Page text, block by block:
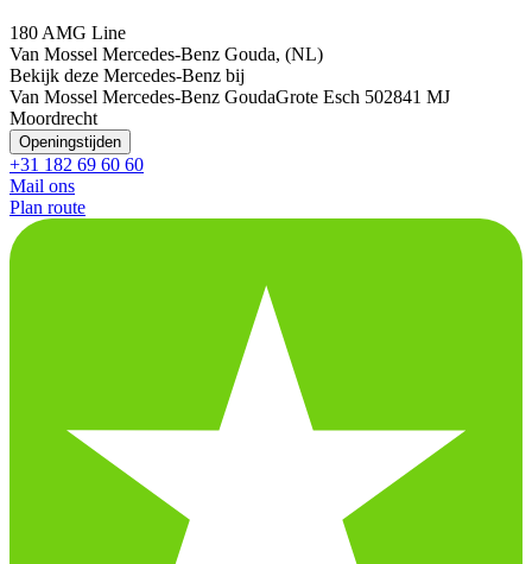
180 AMG Line
Van Mossel Mercedes-Benz Gouda, (NL)
Bekijk deze Mercedes-Benz bij
Van Mossel Mercedes-Benz GoudaGrote Esch 502841 MJ
Moordrecht
Openingstijden
+31 182 69 60 60
Mail ons
Plan route